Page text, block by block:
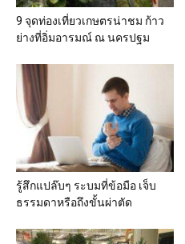
9 จุดท่องเที่ยวเกษตรน่าชม ก้าว
ย่างที่อิ่มอารมณ์ ณ นครปฐม
รู้สึกแปล๊บๆ ระบมที่ข้อมือ เจ็บ
ธรรมดาหรือถึงขั้นผ่าตัด